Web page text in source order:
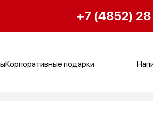
+7 (4852)
Корпоративные подарки